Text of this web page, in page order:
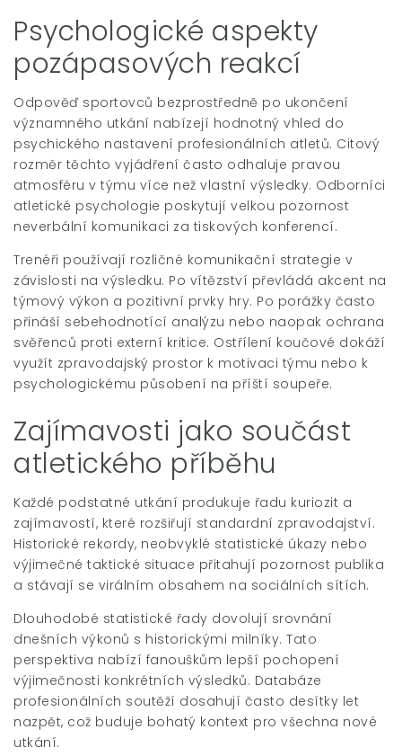
Psychologické aspekty
pozápasových reakcí
Odpověď sportovců bezprostředně po ukončení
významného utkání nabízejí hodnotný vhled do
psychického nastavení profesionálních atletů. Citový
rozměr těchto vyjádření často odhaluje pravou
atmosféru v týmu více než vlastní výsledky. Odborníci
atletické psychologie poskytují velkou pozornost
neverbální komunikaci za tiskových konferencí.
Trenéři používají rozličné komunikační strategie v
závislosti na výsledku. Po vítězství převládá akcent na
týmový výkon a pozitivní prvky hry. Po porážky často
přináší sebehodnotící analýzu nebo naopak ochrana
svěřenců proti externí kritice. Ostřílení koučové dokáží
využít zpravodajský prostor k motivaci týmu nebo k
psychologickému působení na příští soupeře.
Zajímavosti jako součást
atletického příběhu
Každé podstatné utkání produkuje řadu kuriozit a
zajímavostí, které rozšiřují standardní zpravodajství.
Historické rekordy, neobvyklé statistické úkazy nebo
výjimečné taktické situace přitahují pozornost publika
a stávají se virálním obsahem na sociálních sítích.
Dlouhodobé statistické řady dovolují srovnání
dnešních výkonů s historickými milníky. Tato
perspektiva nabízí fanouškům lepší pochopení
výjimečnosti konkrétních výsledků. Databáze
profesionálních soutěží dosahují často desítky let
nazpět, což buduje bohatý kontext pro všechna nové
utkání.